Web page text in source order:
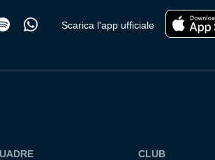
Scarica l'app ufficiale
CLUB